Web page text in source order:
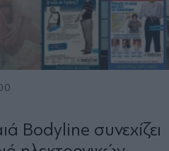
Bodyline συνεχίζει